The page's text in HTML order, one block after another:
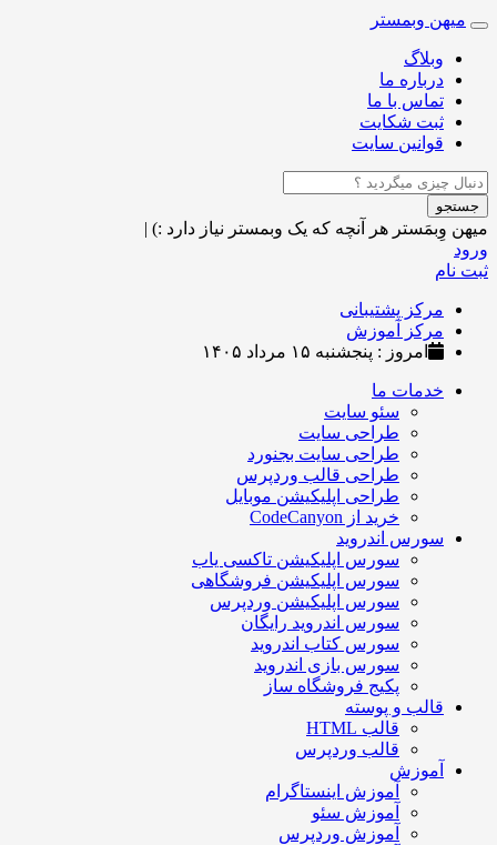
Toggle
navigation
میهن وبمستر
وبلاگ
درباره ما
تماس با ما
ثبت شکایت
قوانین سایت
جستجو
میهن وِبمَستر هر آنچه که یک وبمستر نیاز دارد :) |
ورود
ثبت نام
مرکز پشتیبانی
مرکز آموزش
امروز : پنجشنبه ۱۵ مرداد ۱۴۰۵
خدمات ما
سئو سایت
طراحی سایت
طراحی سایت بجنورد
طراحی قالب وردپرس
طراحی اپلیکیشن موبایل
خرید از CodeCanyon
سورس اندروید
سورس اپلیکیشن تاکسی یاب
سورس اپلیکیشن فروشگاهی
سورس اپلیکیشن وردپرس
سورس اندروید رایگان
سورس کتاب اندروید
سورس بازی اندروید
پکیج فروشگاه ساز
قالب و پوسته
قالب HTML
قالب وردپرس
آموزش
آموزش اینستاگرام
آموزش سئو
آموزش وردپرس